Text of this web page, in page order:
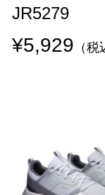
JR5279
¥5,929 （税